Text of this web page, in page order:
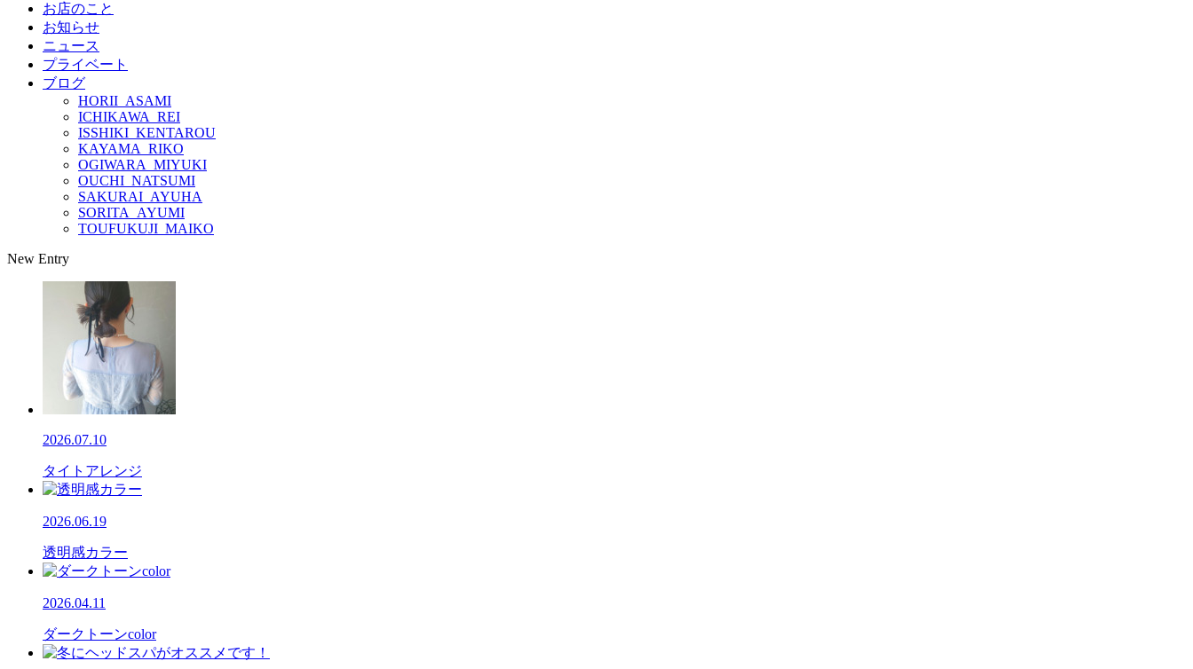
お店のこと
お知らせ
ニュース
プライベート
ブログ
HORII_ASAMI
ICHIKAWA_REI
ISSHIKI_KENTAROU
KAYAMA_RIKO
OGIWARA_MIYUKI
OUCHI_NATSUMI
SAKURAI_AYUHA
SORITA_AYUMI
TOUFUKUJI_MAIKO
New Entry
2026.07.10
タイトアレンジ
2026.06.19
透明感カラー
2026.04.11
ダークトーンcolor